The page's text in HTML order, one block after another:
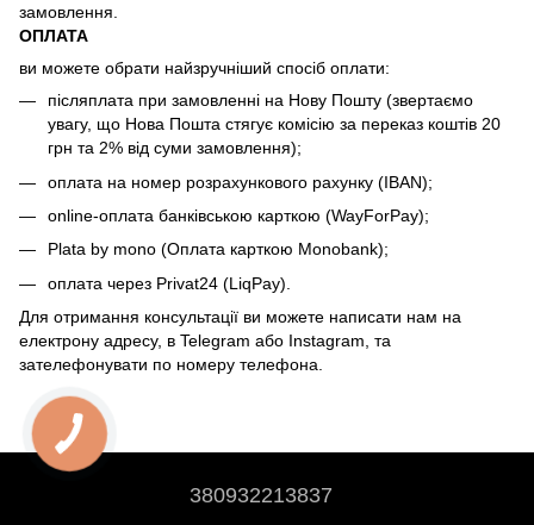
замовлення.
ОПЛАТА
ви можете обрати найзручніший спосіб оплати:
післяплата при замовленні на Нову Пошту (звертаємо
увагу, що Нова Пошта стягує комісію за переказ коштів 20
грн та 2% від суми замовлення);
оплата на номер розрахункового рахунку (IBAN);
online-оплата банківською карткою (WayForPay);
Plata by mono (Оплата карткою Monobank);
оплата через Privat24 (LiqPay).
Для отримання консультації ви можете написати нам на
електрону адресу, в Telegram або Instagram, та
зателефонувати по номеру телефона.
380932213837